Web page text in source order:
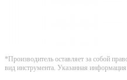
*Производитель оставляет за собой
вид инструмента. Указанная